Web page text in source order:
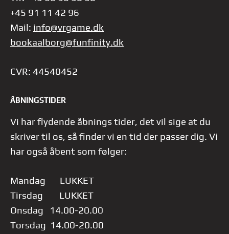
+45 91 11 42 96
Mail: info@vrgame.dk
bookaalborg@funfinity.dk
CVR: 44540452
ÅBNINGSTIDER
Vi har flydende åbnings tider, det vil sige at du
skriver til os, så finder vi en tid der passer dig. Vi
har også åbent som følger:
Mandag LUKKET
Tirsdag LUKKET
Onsdag 14.00-20.00
Torsdag 14.00-20.00